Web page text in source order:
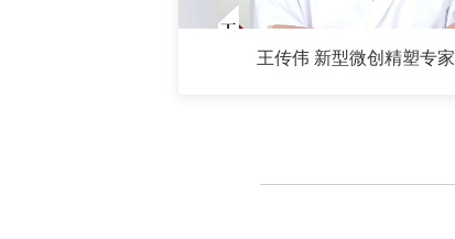
王传伟 新型微创精塑专家